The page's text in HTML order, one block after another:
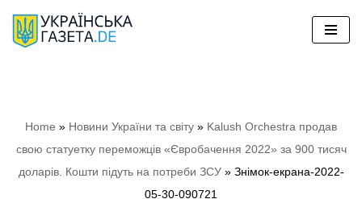
Перейти
Home » Hовини України та світу » Kalush Orchestra продав
свою статуетку переможців «Євробачення 2022» за 900 тисяч
доларів. Кошти підуть на потреби ЗСУ» Знімок-екрана-2022-
05-30-090721